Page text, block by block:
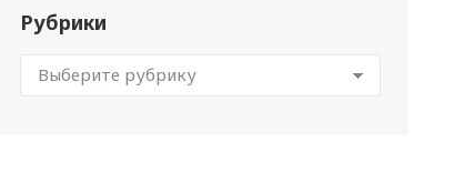
Рубрики